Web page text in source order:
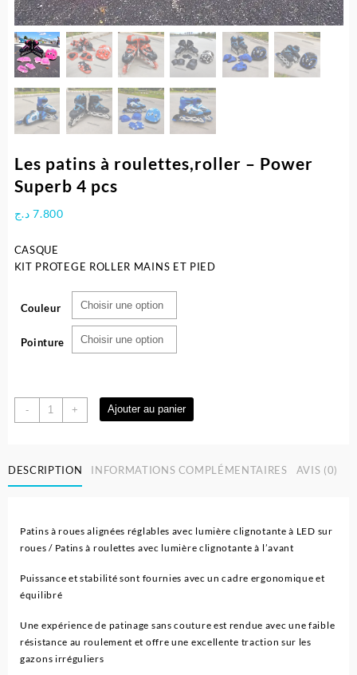
Les patins à roulettes,roller – Power
Superb 4 pcs
7.800 د.ج
CASQUE
KIT PROTEGE ROLLER MAINS ET PIED
Couleur
Pointure
-
quantité
de
à
roulettes,roller
+ Ajouter au panier
DESCRIPTION INFORMATIONS COMPLÉMENTAIRES AVIS (0)
Patins à roues alignées réglables avec lumière clignotante à LED sur
roues / Patins à roulettes avec lumière clignotante à l’avant
Puissance et stabilité sont fournies avec un cadre ergonomique et
équilibré
Une expérience de patinage sans couture est rendue avec une faible
résistance au roulement et offre une excellente traction sur les
gazons irréguliers